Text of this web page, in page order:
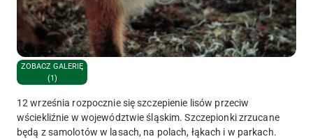
ZOBACZ GALERIĘ
(1)
12 września rozpocznie się szczepienie lisów przeciw
wściekliźnie w województwie śląskim. Szczepionki zrzucane
będą z samolotów w lasach, na polach, łąkach i w parkach.